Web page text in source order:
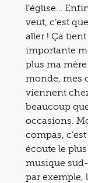
l’église…
veut, c’est
aller ! Ça
importante
plus ma
monde, mes
viennent
beaucoup
occasions.
compas,
écoute le
musique
par exemple,